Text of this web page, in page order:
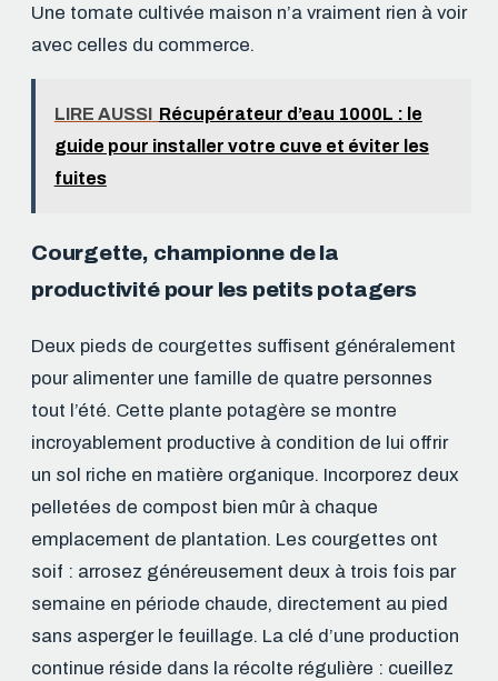
Une tomate cultivée maison n’a vraiment rien à voir
avec celles du commerce.
LIRE AUSSI Récupérateur d’eau 1000L : le
guide pour installer votre cuve et éviter les
fuites
Courgette, championne de la
productivité pour les petits potagers
Deux pieds de courgettes suffisent généralement
pour alimenter une famille de quatre personnes
tout l’été. Cette plante potagère se montre
incroyablement productive à condition de lui offrir
un sol riche en matière organique. Incorporez deux
pelletées de compost bien mûr à chaque
emplacement de plantation. Les courgettes ont
soif : arrosez généreusement deux à trois fois par
semaine en période chaude, directement au pied
sans asperger le feuillage. La clé d’une production
continue réside dans la récolte régulière : cueillez